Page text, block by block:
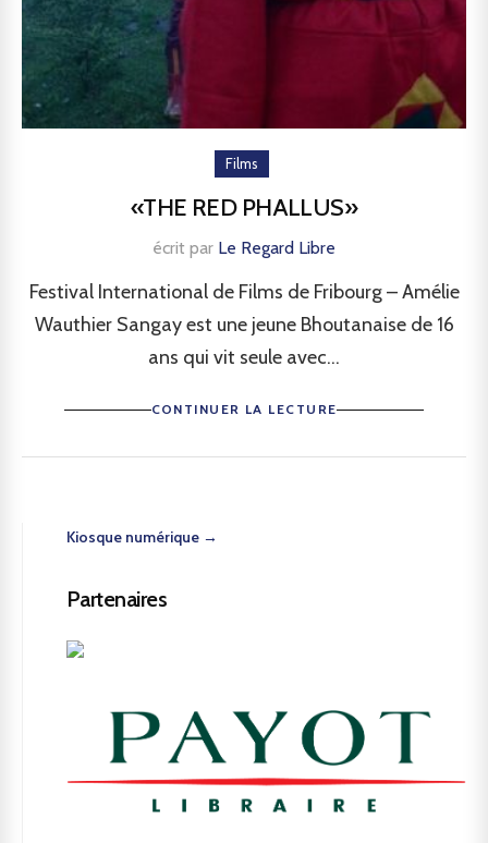
Films
«THE RED PHALLUS»
écrit par Le Regard Libre
Festival International de Films de Fribourg – Amélie
Wauthier Sangay est une jeune Bhoutanaise de 16
ans qui vit seule avec...
CONTINUER LA LECTURE
Kiosque numérique →
Partenaires